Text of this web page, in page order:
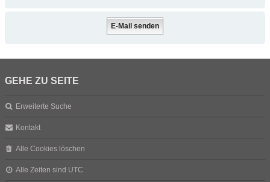
GEHE ZU SEITE
Erweiterte Suche
Kontakt
Alle Cookies löschen
Alle Zeiten sind UTC